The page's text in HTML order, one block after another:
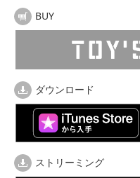
BUY
ダウンロード
ストリーミング